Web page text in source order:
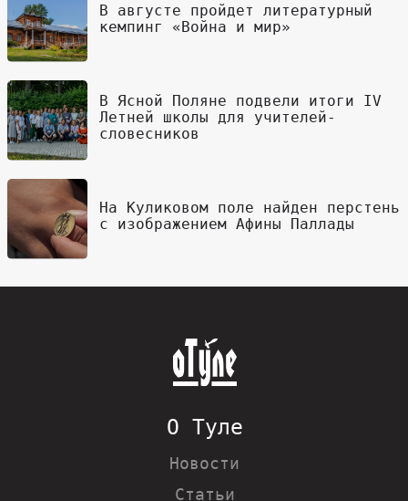
В августе пройдет литературный
кемпинг «Война и мир»
В Ясной Поляне подвели итоги IV
Летней школы для учителей-
словесников
На Куликовом поле найден перстень
с изображением Афины Паллады
О Туле
Новости
Статьи